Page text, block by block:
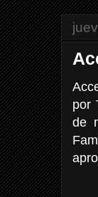
por
de